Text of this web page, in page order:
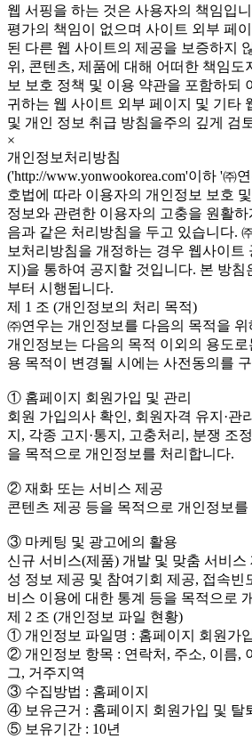
웹 서핑을 하는 것은 사용자의 책임입
평가의 책임이 없으며 사이트 외부 페
된 다른 웹 사이트의 제공을 보증하지
위, 콘텐츠, 제품에 대해 어떠한 책임도
보 보호 정책 및 이용 약관을 포함하되
귀하는 웹 사이트 외부 페이지 및 기타
및 개인 정보 취급 방침을주의 깊게 검
×
개인정보처리방침
('http://www.yonwookorea.com'이하 '㈜
호법에 따라 이용자의 개인정보 보호
정보와 관련한 이용자의 고충을 원활
음과 같은 처리방침을 두고 있습니다.
보처리방침을 개정하는 경우 웹사이트
지)을 통하여 공지할 것입니다. 본 방침
부터 시행됩니다.
제 1 조 (개인정보의 처리 목적)
㈜연우는 개인정보를 다음의 목적을
개인정보는 다음의 목적 이외의 용도로
용 목적이 변경될 시에는 사전동의를
① 홈페이지 회원가입 및 관리
회원 가입의사 확인, 회원자격 유지·관
지, 각종 고지·통지, 고충처리, 분쟁 조
을 목적으로 개인정보를 처리합니다.
② 재화 또는 서비스 제공
콘텐츠 제공 등을 목적으로 개인정보를
③ 마케팅 및 광고에의 활용
신규 서비스(제품) 개발 및 맞춤 서비스
성 정보 제공 및 참여기회 제공, 접속빈
비스 이용에 대한 통계 등을 목적으로
제 2 조 (개인정보 파일 현황)
① 개인정보 파일명 : 홈페이지 회원가
② 개인정보 항목 : 연락처, 주소, 이름,
그, 거주지역
③ 수집방법 : 홈페이지
④ 보유근거 : 홈페이지 회원가입 및 탈
⑤ 보유기간 : 10년